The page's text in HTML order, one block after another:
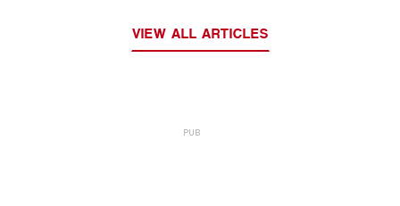
VIEW ALL ARTICLES